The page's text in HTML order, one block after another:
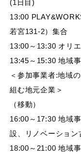
(1日目)
13:00
若宮131-2）集合
13:00～13:30 オリ
13:45～15:30 地域
＜参加事業者:地域
組む地元企業＞
（移動）
16:00～17:30 地域
設、リノベーション
18:00～21:00 地域